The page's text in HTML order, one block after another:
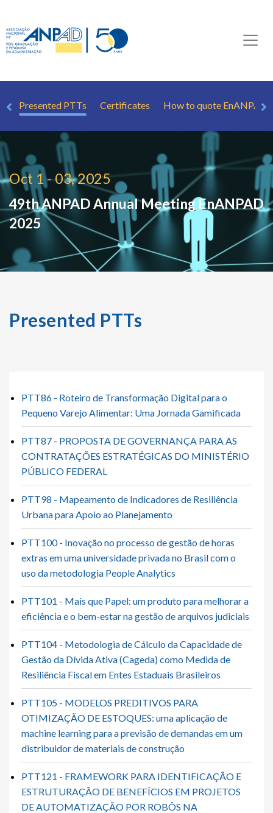
Presented PTTs Certificates How to quote EnANPAD
Oct 1 - 03, 2025
49th ANPAD Annual MeetingEnANPAD
2025
Presented PTTs
PTT86 - Roteiro de Transformação Digital para o
Pequeno Varejo Alimentar: Uma Jornada Gamificada
PTT87 - PROPOSTA DE GOVERNANÇA PARA AS
CONTRATAÇÕES ESTRATÉGICAS DO MINISTÉRIO
PÚBLICO FEDERAL
PTT98 - Mapeamento de Indicadores de Resiliência
Urbana para Apoio ao Planejamento
PTT100 - Inovação no processo de gestão de horas
extras em uma universidade privada no Brasil com o
uso da metodologia People Analytics
PTT101 - Mais que Papel: um produto para melhorar a
eficiência e o bem-estar na gestão de arquivos judiciais
PTT104 - Metodologia de Cálculo da Capacidade de
Gestão da Dívida Ativa (Cageda) como Medida de
Resiliência Fiscal em Entes Estaduais Brasileiros
PTT105 - MODELOS PREDITIVOS PARA
OTIMIZAÇÃO DE ESTOQUES: uma aplicação de
machine learning para a previsão de demandas em um
distribuidor de materiais de construção
PTT121 - FRAMEWORK PARA IDENTIFICAÇÃO E
ESTRUTURAÇÃO DE BENEFÍCIOS EM PROJETOS
DE AUTOMATIZAÇÃO POR ROBÔS NA